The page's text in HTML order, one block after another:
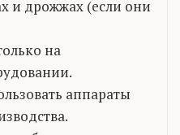
и дрожжах (если они
на
аппараты